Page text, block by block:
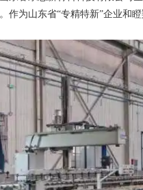
作为山东省“专精特新”企业和